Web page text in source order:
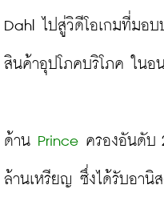
Dahl ไปสู่วิดีโอเกมที่มอ
สินค้าอุปโภคบริโภค ในอ
ด้าน Prince ครองอันดับ
ล้านเหรียญ ซึ่งได้รับอานิ